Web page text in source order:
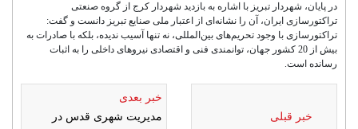
در پایان، شهردار تبریز با اشاره به بازدید شهردار کرج از گروه صنعتی
تراکتورسازی ایران، آن را نشانه‌ای از اعتبار ملی صنایع تبریز دانست و گفت:
تراکتورسازی با وجود تحریم‌های بین‌المللی، نه تنها آسیب ندیده، بلکه با صادرات به
بیش از 20 کشور جهان، توانمندی فنی و اقتصادی نیروهای داخلی را به اثبات
رسانده است.
خبر قبلی
خبر بعدی
مدیریت شهری قدس در